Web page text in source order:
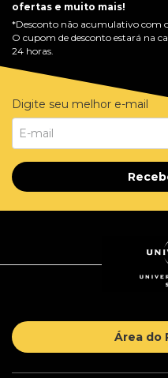
ofertas e muito mais!
*Desconto não acumulativo com
O cupom de desconto estará na
24 horas.
Digite seu melhor e-mail
Área do